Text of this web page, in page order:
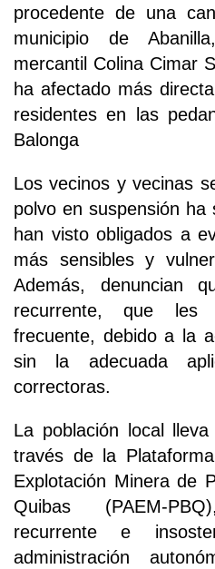
procedente de una
municipio de
mercantil Colina Cimar
ha afectado más
residentes en las
Balonga
Los vecinos y vecinas
polvo en suspensión
han visto obligados a
más sensibles y
Además, denuncian
recurrente, que les
frecuente, debido a la
sin la adecuada
correctoras.
La población local
través de la
Explotación Minera de
Quibas (PAEM-
recurrente e
administración